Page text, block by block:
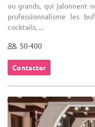
ou grands, qui jalonnent
professionnalisme les
cocktails, ...
50-400
Contacter